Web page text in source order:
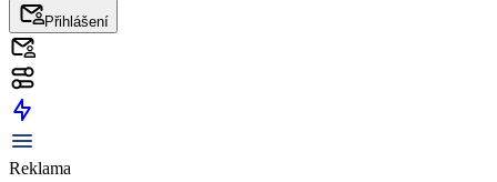
Přihlášení
Reklama